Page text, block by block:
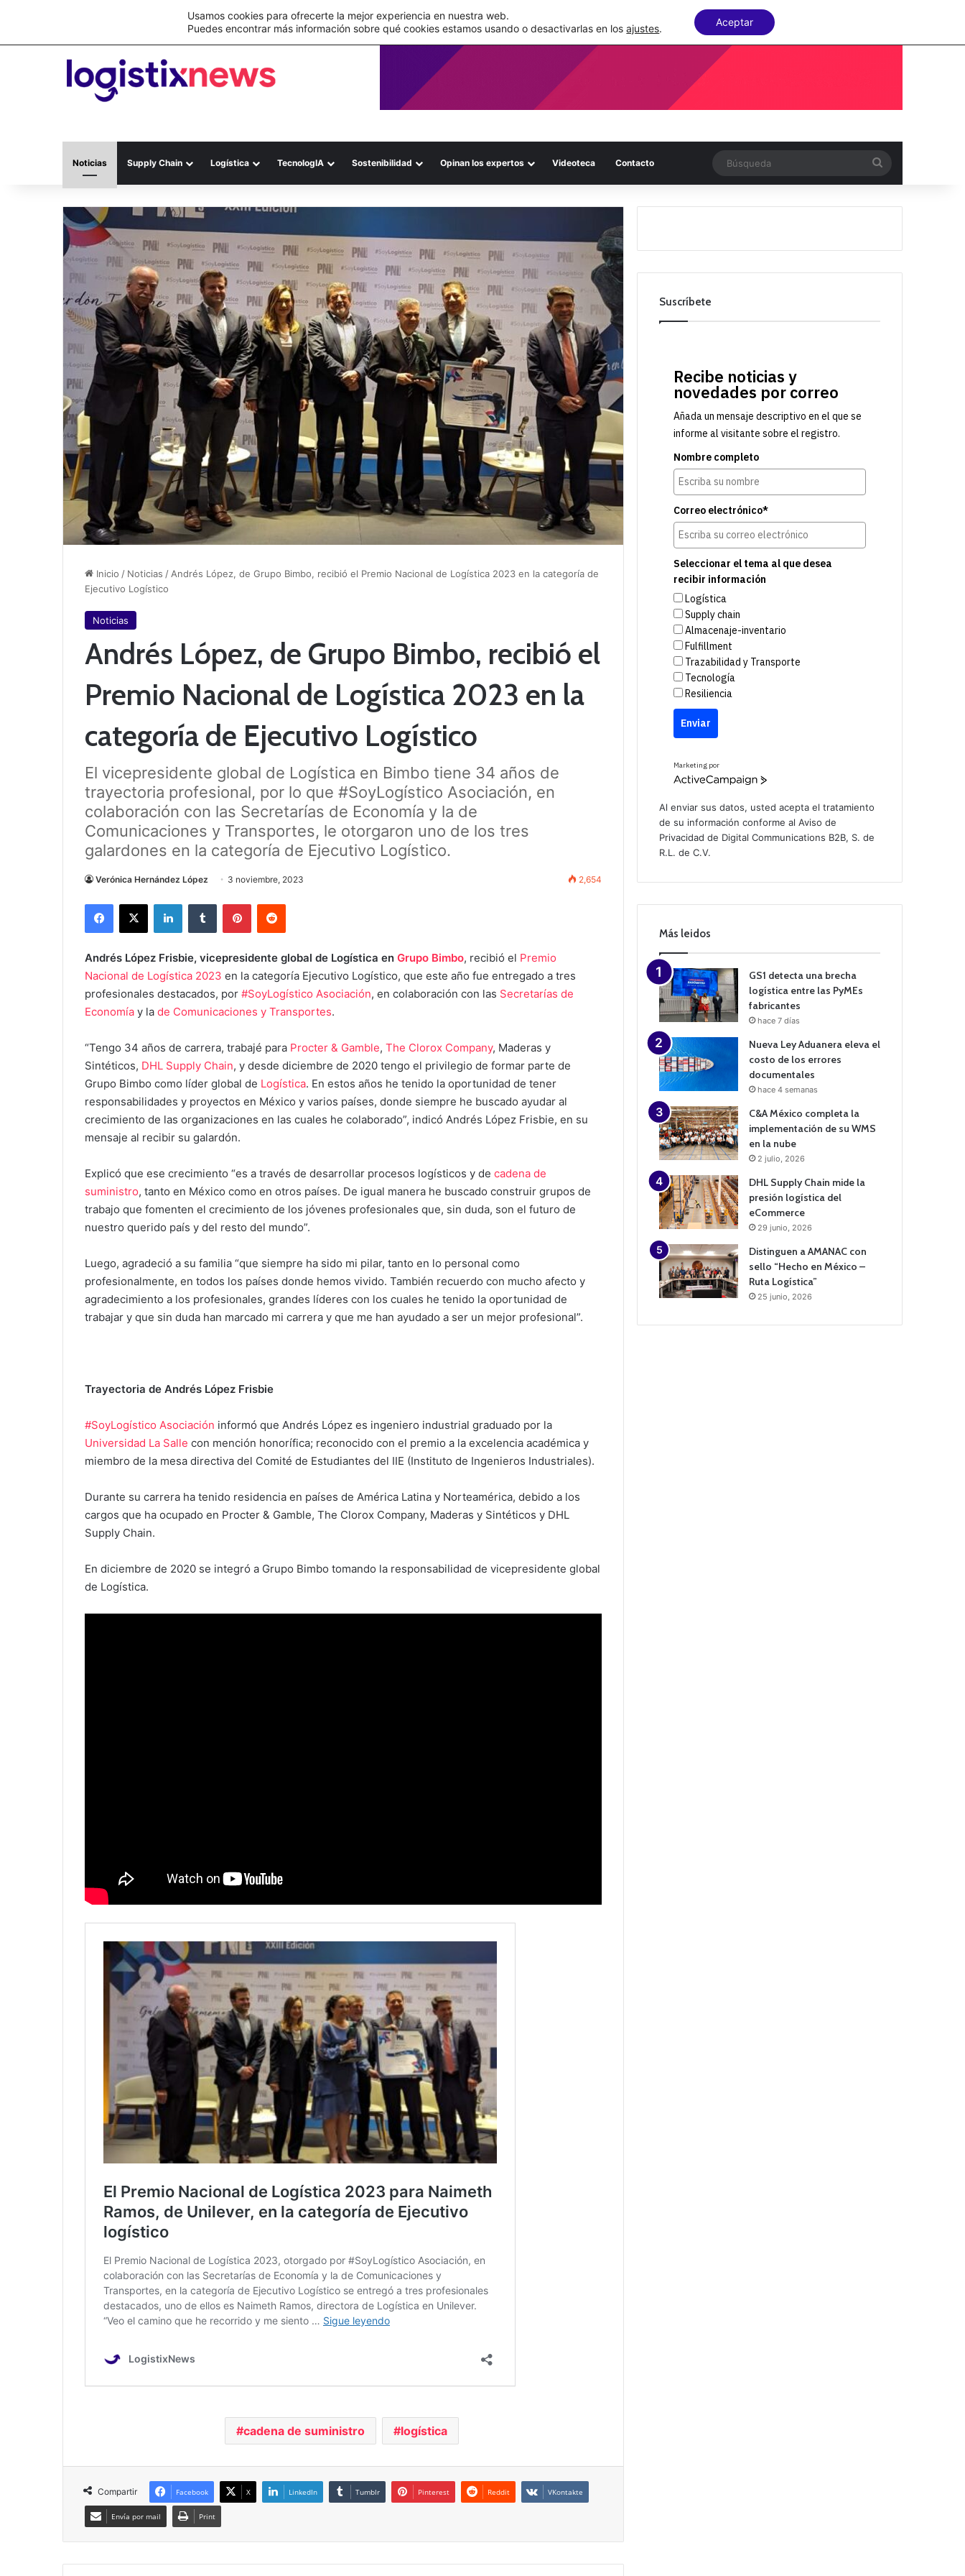
C&A México completa la implementación de su WMS en la nube
Noticias Supply Chain Logística TecnologIA Sostenibilidad Opinan los expertos Videoteca Contacto
Inicio / Noticias / Andrés López, de Grupo Bimbo, recibió el Premio Nacional de Logística 2023 en la categoría de
Ejecutivo Logístico
Noticias
Andrés López, de Grupo Bimbo, recibió el
Premio Nacional de Logística 2023 en la
categoría de Ejecutivo Logístico
El vicepresidente global de Logística en Bimbo tiene 34 años de
trayectoria profesional, por lo que #SoyLogístico Asociación, en
colaboración con las Secretarías de Economía y la de
Comunicaciones y Transportes, le otorgaron uno de los tres
galardones en la categoría de Ejecutivo Logístico.
Verónica Hernández López 3 noviembre, 2023 2,654
Andrés López Frisbie, vicepresidente global de Logística en Grupo Bimbo, recibió el Premio
Nacional de Logística 2023 en la categoría Ejecutivo Logístico, que este año fue entregado a tres
profesionales destacados, por #SoyLogístico Asociación, en colaboración con las Secretarías de
Economía y la de Comunicaciones y Transportes.
“Tengo 34 años de carrera, trabajé para Procter & Gamble, The Clorox Company, Maderas y
Sintéticos, DHL Supply Chain, y desde diciembre de 2020 tengo el privilegio de formar parte de
Grupo Bimbo como líder global de Logística. En estos años he tenido la oportunidad de tener
responsabilidades y proyectos en México y varios países, donde siempre he buscado ayudar al
crecimiento de las organizaciones en las cuales he colaborado”, indicó Andrés López Frisbie, en su
mensaje al recibir su galardón.
Explicó que ese crecimiento “es a través de desarrollar procesos logísticos y de cadena de
suministro, tanto en México como en otros países. De igual manera he buscado construir grupos de
trabajo que fomenten el crecimiento de los jóvenes profesionales que, sin duda, son el futuro de
nuestro querido país y del resto del mundo”.
Luego, agradeció a su familia “que siempre ha sido mi pilar, tanto en lo personal como
profesionalmente, en todos los países donde hemos vivido. También recuerdo con mucho afecto y
agradecimiento a los profesionales, grandes líderes con los cuales he tenido la oportunidad de
trabajar y que sin duda han marcado mi carrera y que me han ayudado a ser un mejor profesional”.
Trayectoria de Andrés López Frisbie
#SoyLogístico Asociación informó que Andrés López es ingeniero industrial graduado por la
Universidad La Salle con mención honorífica; reconocido con el premio a la excelencia académica y
miembro de la mesa directiva del Comité de Estudiantes del IIE (Instituto de Ingenieros Industriales).
Durante su carrera ha tenido residencia en países de América Latina y Norteamérica, debido a los
cargos que ha ocupado en Procter & Gamble, The Clorox Company, Maderas y Sintéticos y DHL
Supply Chain.
En diciembre de 2020 se integró a Grupo Bimbo tomando la responsabilidad de vicepresidente global
de Logística.
cadena de suministro logística
Compartir Facebook X LinkedIn Tumblr Pinterest Reddit VKontakte
Envía por mail Print
Suscríbete
Recibe noticias y
novedades por correo
Añada un mensaje descriptivo en el que se
informe al visitante sobre el registro.
Nombre completo
Correo electrónico*
Seleccionar el tema al que desea
recibir información
Logística
Supply chain
Almacenaje-inventario
Fulfillment
Trazabilidad y Transporte
Tecnología
Resiliencia
Enviar
Marketing por
A
v
e
p
i
n
Al enviar sus datos, usted acepta el tratamiento
de su información conforme alAviso de
Privacidad de Digital Communications B2B, S. de
R.L. de C.V.
Más leidos
GS1 detecta una brecha
logística entre las PyMEs
fabricantes
hace 7 días
Nueva Ley Aduanera eleva el
costo de los errores
documentales
hace 4 semanas
C&A México completa la
implementación de su WMS
en la nube
2 julio, 2026
DHL Supply Chain mide la
presión logística del
eCommerce
29 junio, 2026
Distinguen a AMANAC con
sello “Hecho en México –
Ruta Logística”
25 junio, 2026
Usamos cookies para ofrecerte la mejor experiencia en nuestra web.
Puedes encontrar más información sobre qué cookies estamos usando o desactivarlas en losajustes.
Aceptar